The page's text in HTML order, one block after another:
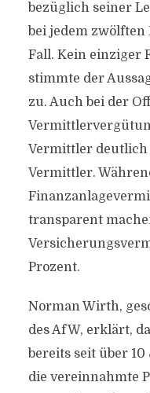
bezüglich seiner
bei jedem
Fall. Kein einziger
stimmte der
zu. Auch bei der
Vermittler deutlich
Vermittler.
transparent
Prozent.
Norman Wirth,
des AfW, erklärt,
bereits seit über
die vereinnahmte